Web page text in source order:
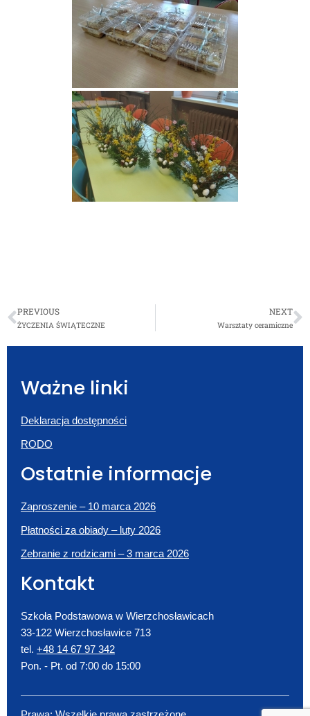
PREVIOUS
ŻYCZENIA ŚWIĄTECZNE
NEXT
Warsztaty ceramiczne
Ważne linki
Deklaracja dostępności
RODO
Ostatnie informacje
Zaproszenie – 10 marca 2026
Płatności za obiady – luty 2026
Zebranie z rodzicami – 3 marca 2026
Kontakt
Szkoła Podstawowa w Wierzchosławicach
33-122 Wierzchosławice 713
tel. +48 14 67 97 342
Pon. - Pt. od 7:00 do 15:00